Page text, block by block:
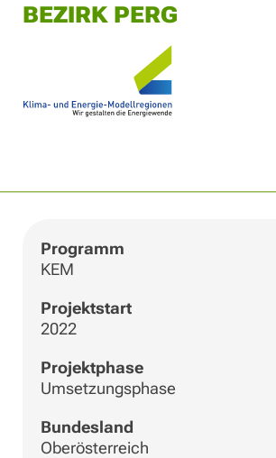
BEZIRK PERG
Programm
KEM
Projektstart
2022
Projektphase
Umsetzungsphase
Bundesland
Oberösterreich